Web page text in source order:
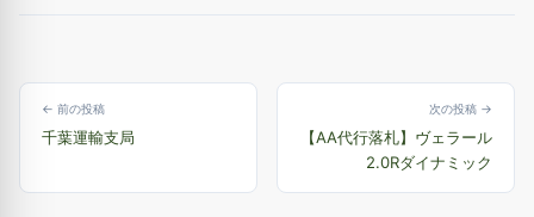
← 前の投稿
千葉運輸支局
次の投稿 →
【AA代行落札】ヴェラール
2.0Rダイナミック